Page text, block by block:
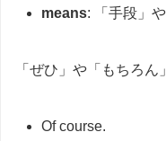
means: 「手段」
「ぜひ」や「もちろん
Of course.